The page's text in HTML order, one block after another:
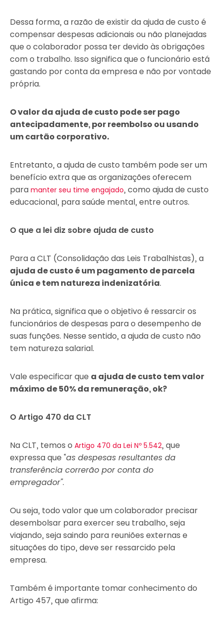
Dessa forma, a razão de existir da ajuda de custo é
compensar despesas adicionais ou não planejadas
que o colaborador possa ter devido às obrigações
com o trabalho. Isso significa que o funcionário está
gastando por conta da empresa e não por vontade
própria.
O valor da ajuda de custo pode ser pago
antecipadamente, por reembolso ou usando
um cartão corporativo.
Entretanto, a ajuda de custo também pode ser um
benefício extra que as organizações oferecem
para manter seu time engajado, como ajuda de custo
educacional, para saúde mental, entre outros.
O que a lei diz sobre ajuda de custo
Para a CLT (Consolidação das Leis Trabalhistas), a
ajuda de custo é um pagamento de parcela
única e tem natureza indenizatória.
Na prática, significa que o objetivo é ressarcir os
funcionários de despesas para o desempenho de
suas funções. Nesse sentido, a ajuda de custo não
tem natureza salarial.
Vale especificar que a ajuda de custo tem valor
máximo de 50% da remuneração, ok?
O Artigo 470 da CLT
Na CLT, temos o Artigo 470 da Lei Nº 5.542, que
expressa que “as despesas resultantes da
transferência correrão por conta do
empregador”.
Ou seja, todo valor que um colaborador precisar
desembolsar para exercer seu trabalho, seja
viajando, seja saindo para reuniões externas e
situações do tipo, deve ser ressarcido pela
empresa.
Também é importante tomar conhecimento do
Artigo 457, que afirma: